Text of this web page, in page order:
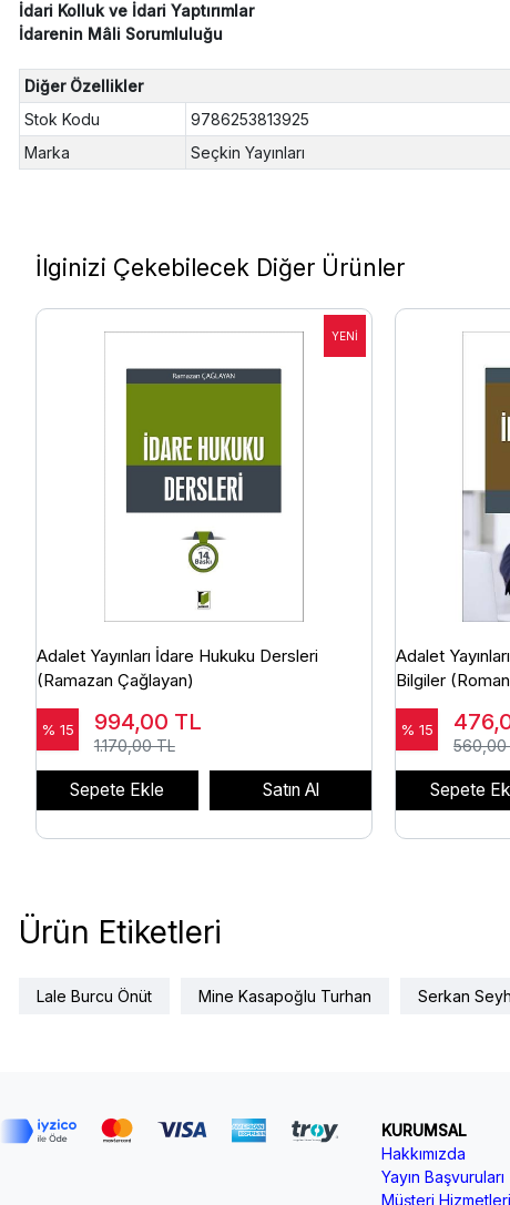
İdari Kolluk ve İdari Yaptırımlar
İdarenin Mâli Sorumluluğu
Diğer Özellikler
Stok Kodu
9786253813925
Marka
Seçkin Yayınları
İlginizi Çekebilecek Diğer Ürünler
Adalet Yayınları İdare Hukuku Dersleri
(Ramazan Çağlayan)
% 15 994,00 TL
1.170,00 TL
Sepete Ekle Satın Al
Adalet
Bilgiler
% 15
560,00
Sepete
Ürün Etiketleri
Lale Burcu Önüt Mine Kasapoğlu Turhan Serkan
KURUMSAL
Hakkımızda
Yayın Başvuruları
Müşteri Hizmetleri